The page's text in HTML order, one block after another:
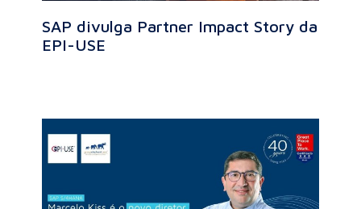
SAP divulga Partner Impact Story da
EPI-USE